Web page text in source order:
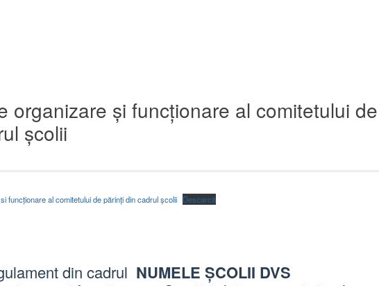
organizare și funcționare al comitetului de
școlii
funcționare al comitetului de părinți din cadrul școlii Descarcă
din cadrul NUMELE ȘCOLII DVS